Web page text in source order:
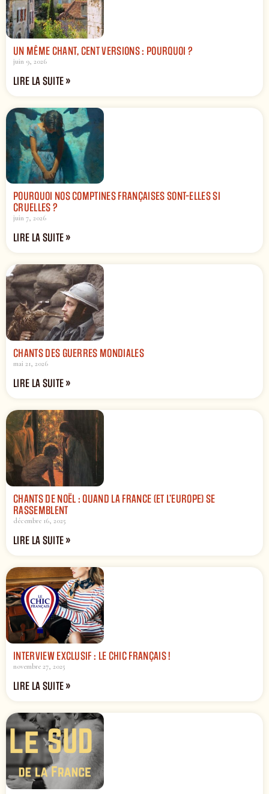
UN MÊME CHANT, CENT VERSIONS : POURQUOI ?
juin 9, 2026
LIRE LA SUITE »
POURQUOI NOS COMPTINES FRANÇAISES SONT-ELLES SI
CRUELLES ?
juin 7, 2026
LIRE LA SUITE »
CHANTS DES GUERRES MONDIALES
mai 21, 2026
LIRE LA SUITE »
CHANTS DE NOËL : QUAND LA FRANCE (ET L’EUROPE) SE
RASSEMBLENT
décembre 16, 2025
LIRE LA SUITE »
INTERVIEW EXCLUSIF : LE CHIC FRANÇAIS !
novembre 27, 2025
LIRE LA SUITE »